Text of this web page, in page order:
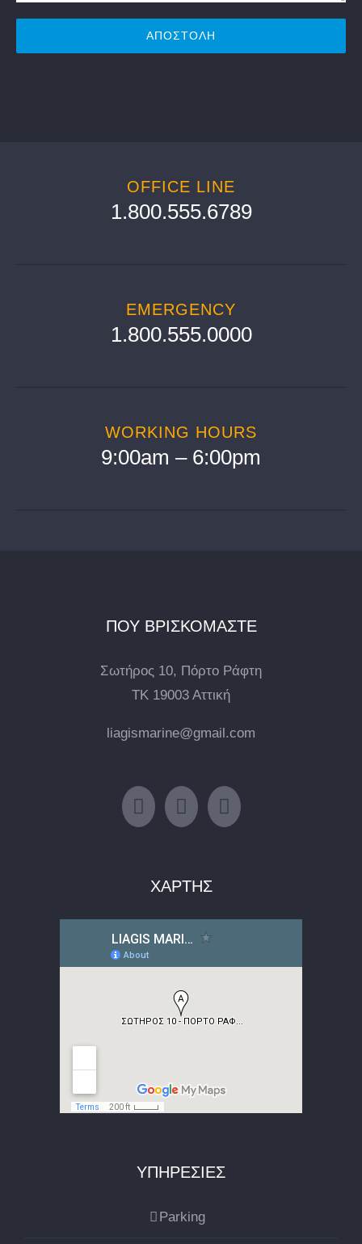
OFFICE LINE
1.800.555.6789
EMERGENCY
1.800.555.0000
WORKING HOURS
9:00am – 6:00pm
ΠΟΥ ΒΡΙΣΚΟΜΑΣΤΕ
Σωτήρος 10, Πόρτο Ράφτη
ΤΚ 19003 Αττική
liagismarine@gmail.com
ΧΑΡΤΗΣ
ΥΠΗΡΕΣΙΕΣ
Parking